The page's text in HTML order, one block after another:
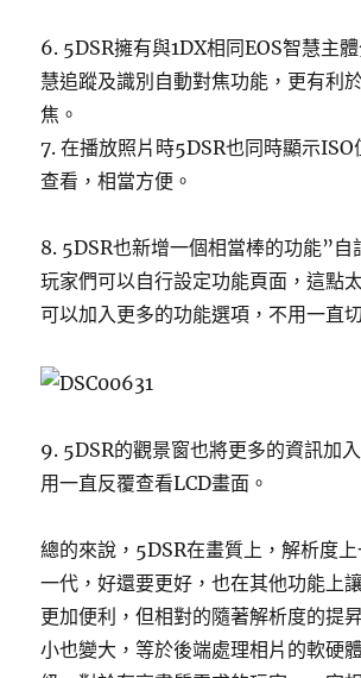
6. 5DSR擁有與1DX相同EOS智慧主
慧追蹤及識別自動對焦功能，更有利
焦。
7. 在播放照片時5DSR也同時顯示ISO
查看，相當方便。
8. 5DSR也新增一個相當棒的功能”自
玩家們可以自行設定功能頁面，這點
可以加入更多的功能選項，不用一直
9. 5DSR的觀景窗也將更多的資訊加
用一直反覆查看LCD畫面。
總的來說，5DSR在畫質上，解析度
一代，好還要更好，也在其他功能上
更加便利，但相對的隨著解析度的提
小也變大，等於後端處理相片的軟硬